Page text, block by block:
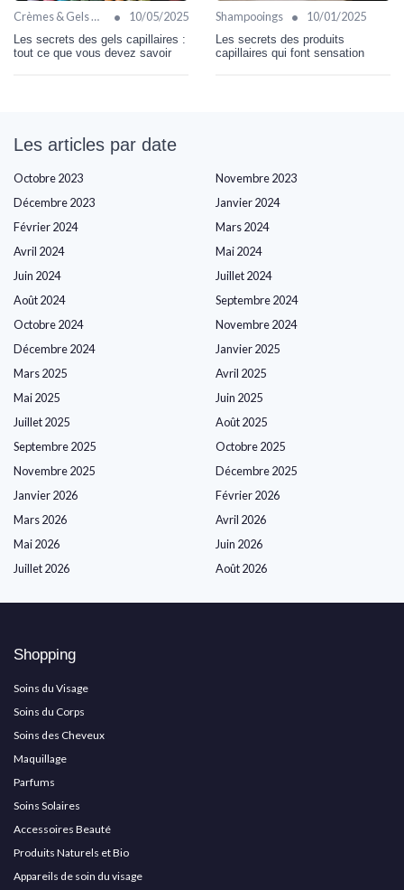
Crèmes & Gels Coiffants • 10/05/2025
Les secrets des gels capillaires :
tout ce que vous devez savoir
Shampooings • 10/01/2025
Les secrets des produits
capillaires qui font sensation
Les articles par date
Octobre 2023
Novembre 2023
Décembre 2023
Janvier 2024
Février 2024
Mars 2024
Avril 2024
Mai 2024
Juin 2024
Juillet 2024
Août 2024
Septembre 2024
Octobre 2024
Novembre 2024
Décembre 2024
Janvier 2025
Mars 2025
Avril 2025
Mai 2025
Juin 2025
Juillet 2025
Août 2025
Septembre 2025
Octobre 2025
Novembre 2025
Décembre 2025
Janvier 2026
Février 2026
Mars 2026
Avril 2026
Mai 2026
Juin 2026
Juillet 2026
Août 2026
Shopping
Soins du Visage
Soins du Corps
Soins des Cheveux
Maquillage
Parfums
Soins Solaires
Accessoires Beauté
Produits Naturels et Bio
Appareils de soin du visage